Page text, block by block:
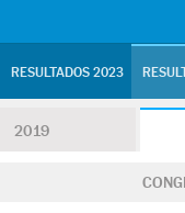
RESULTADOS 2023
2019